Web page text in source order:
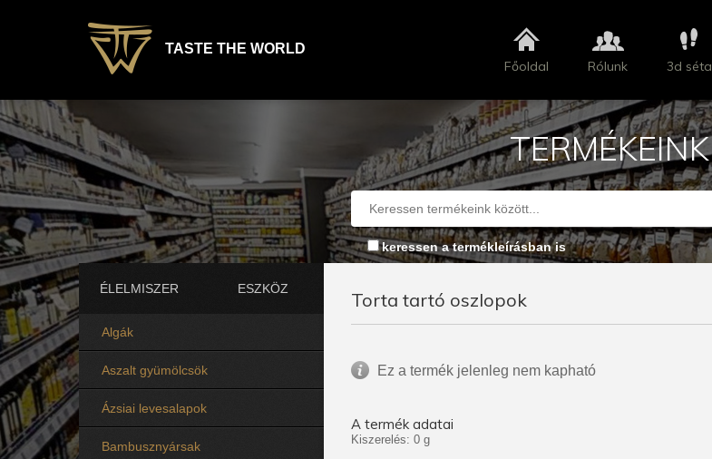
TASTE THE WORLD
Főoldal Rólunk 3d séta
TERMÉKEINK
keressen a termékleírásban is
ÉLELMISZER ESZKÖZ
Algák
Aszalt gyümölcsök
Ázsiai levesalapok
Bambusznyársak
Torta tartó oszlopok
Ez a termék jelenleg nem kapható
A termék adatai
Kiszerelés: 0 g